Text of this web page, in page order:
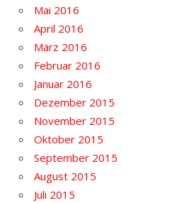
Mai 2016
April 2016
März 2016
Februar 2016
Januar 2016
Dezember 2015
November 2015
Oktober 2015
September 2015
August 2015
Juli 2015